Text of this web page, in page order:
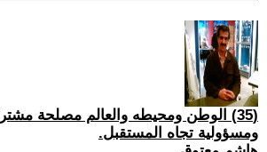
(35) الوطن ومحيطه والعالم مصلحة
ومسؤولية تجاه المستقبل.